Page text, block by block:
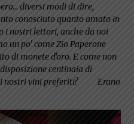
diversi modi di dire,
conosciuto quanto amato in
i nostri lettori, anche da noi
un po' come Zio Paperone
di monete d'oro. E come non
centinaia di
nostri vini preferiti? Erano